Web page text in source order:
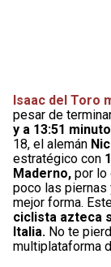
Isaac del Toro
pesar de
y a 13:51
18, el alemán
estratégico con
Maderno, por lo
poco las piernas
mejor forma.
ciclista azteca
Italia. No te
multiplataforma